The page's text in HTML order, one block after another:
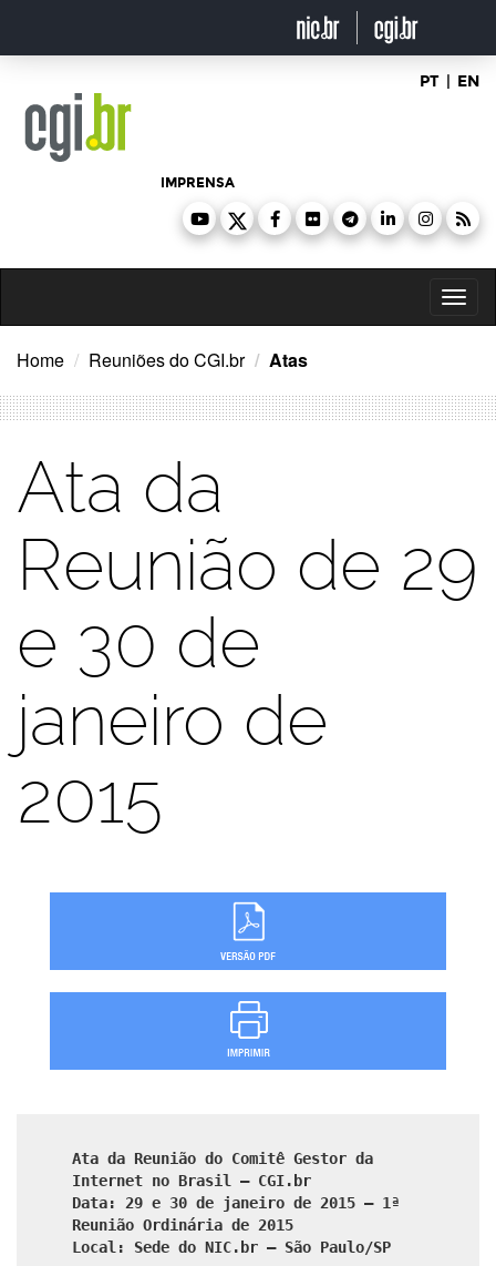
o
PT | EN
IMPRENSA
Home Reuniões do CGI.br Atas
Ata da
Reunião de 29
e 30 de
janeiro de
2015
Ata da Reunião do Comitê Gestor da
Internet no Brasil – CGI.br
Data: 29 e 30 de janeiro de 2015 – 1ª
Reunião Ordinária de 2015
Local: Sede do NIC.br – São Paulo/SP